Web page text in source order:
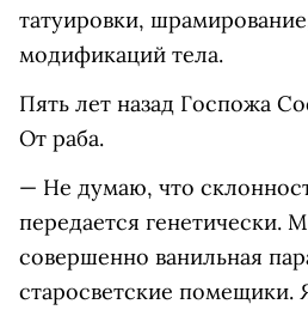
татуировки,
модификаций тела.
Пять лет назад Госпожа
От раба.
— Не думаю, что
передается генетически.
совершенно ванильная
старосветские помещики.